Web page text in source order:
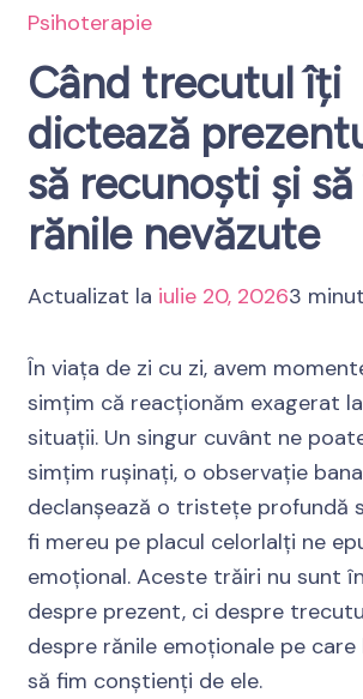
Psihoterapie
Când trecutul îți
dictează
să recunoști și
rănile nevăzute
Actualizat la iulie 20, 20263
În viața de zi cu zi, avem
simțim că reacționăm exagerat
situații. Un singur cuvânt ne
simțim rușinați, o observație
declanșează o tristețe profundă
fi mereu pe placul celorlalți ne
emoțional. Aceste trăiri nu sunt
despre prezent, ci despre
despre rănile emoționale pe
să fim conștienți de ele.